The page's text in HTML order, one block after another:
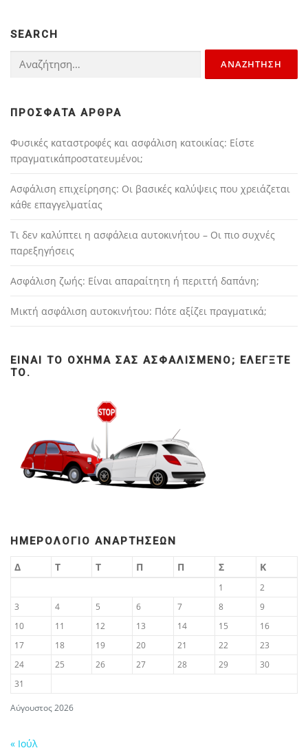
SEARCH
για:
ΠΡΌΣΦΑΤΑ ΆΡΘΡΑ
Φυσικές καταστροφές και ασφάλιση κατοικίας: Είστε
πραγματικάπροστατευμένοι;
Ασφάλιση επιχείρησης: Οι βασικές καλύψεις που χρειάζεται
κάθε επαγγελματίας
Τι δεν καλύπτει η ασφάλεια αυτοκινήτου – Οι πιο συχνές
παρεξηγήσεις
Ασφάλιση ζωής: Είναι απαραίτητη ή περιττή δαπάνη;
Μικτή ασφάλιση αυτοκινήτου: Πότε αξίζει πραγματικά;
ΕΊΝΑΙ ΤΟ ΌΧΗΜΆ ΣΑΣ ΑΣΦΑΛΙΣΜΈΝΟ; ΕΛΈΓΞΤΕ
ΤΟ.
ΗΜΕΡΟΛΌΓΙΟ ΑΝΑΡΤΉΣΕΩΝ
Αύγουστος 2026
Δ Τ Τ Π Π Σ Κ
1
2
3
4 5 6 7 8
9
10
11 12 13 14 15
16
17
18 19 20 21 22
23
24
25 26 27 28 29
30
31
« Ιούλ